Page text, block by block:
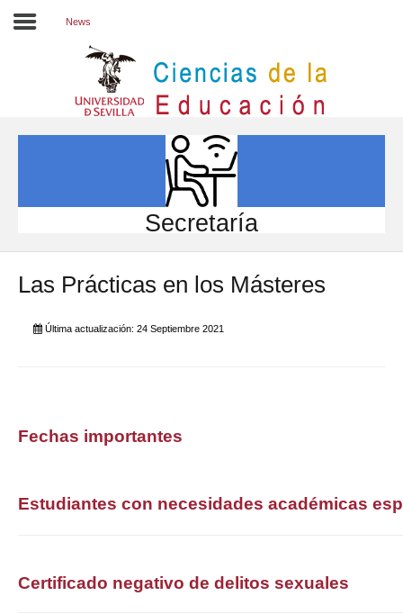
INVESTIGACIÓN
INTERNACIONAL
Directorio FCCE
News
Secretaría
Las Prácticas en los Másteres
Última actualización: 24 Septiembre 2021
Fechas importantes
Estudiantes con necesidades académicas
Certificado negativo de delitos sexuales